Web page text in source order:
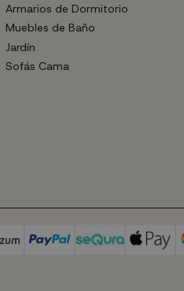
Armarios de Dormitorio
Muebles de Baño
Jardín
Sofás Cama